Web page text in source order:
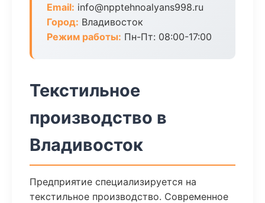
Email: info@npptehnoalyans998.ru
Город: Владивосток
Режим работы: Пн-Пт: 08:00-17:00
Текстильное
производство в
Владивосток
Предприятие специализируется на
текстильное производство. Современное